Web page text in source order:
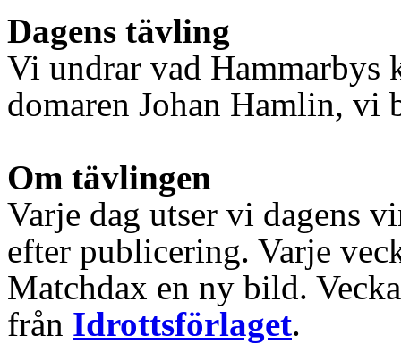
Dagens tävling
Vi undrar vad
domaren Johan Hamlin, vi
Om tävlingen
Varje dag utser vi dagens
efter publicering. Varje
Matchdax en ny bild.
från Idrottsförlaget.